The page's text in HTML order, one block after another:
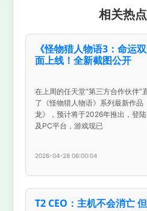
相关热
《怪物猎人物语3：命运
面上线！全新截图公开
在上周的任天堂“第三方合作伙伴”
了《怪物猎人物语》系列最新作
龙》，预计将于2026年推出，登
及PC平台，游戏现已
2026-04-28 06:00:04
T2 CEO：主机不会消亡